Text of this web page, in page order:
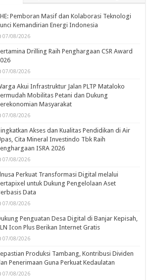
Pemboran Masif dan Kolaborasi Teknologi
Kemandirian Energi Indonesia
07/08/2026
Drilling Raih Penghargaan CSR Award
07/08/2026
Akui Infrastruktur Jalan PLTP Mataloko
Mobilitas Petani dan Dukung
Masyarakat
07/08/2026
Akses dan Kualitas Pendidikan di Air
Cita Mineral Investindo Tbk Raih
ISRA 2026
07/08/2026
Perkuat Transformasi Digital melalui
untuk Dukung Pengelolaan Aset
Data
07/08/2026
Penguatan Desa Digital di Banjar Kepisah,
Icon Plus Berikan Internet Gratis
07/08/2026
Produksi Tambang, Kontribusi Dividen
Penerimaan Guna Perkuat Kedaulatan
07/08/2026